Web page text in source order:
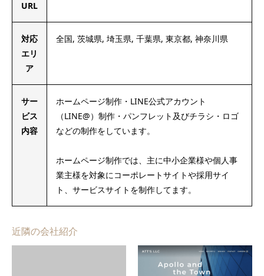
URL
対応
エリ
ア
全国, 茨城県, 埼玉県, 千葉県, 東京都, 神奈川県
サー
ビス
内容
ホームページ制作・LINE公式アカウント
（LINE@）制作・パンフレット及びチラシ・ロゴ
などの制作をしています。
ホームページ制作では、主に中小企業様や個人事
業主様を対象にコーポレートサイトや採用サイ
ト、サービスサイトを制作してます。
近隣の会社紹介